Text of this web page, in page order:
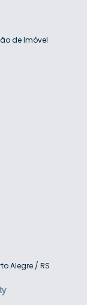
de Imóvel
Alegre / RS